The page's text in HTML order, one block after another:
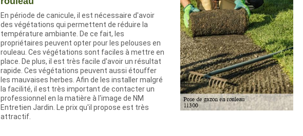
En période de canicule, il est nécessaire d'avoir
des végétations qui permettent de réduire la
température ambiante. De ce fait, les
propriétaires peuvent opter pour les pelouses en
rouleau. Ces végétations sont faciles à mettre en
place. De plus, il est très facile d'avoir un résultat
rapide. Ces végétations peuvent aussi étouffer
les mauvaises herbes. Afin de les installer malgré
la facilité, il est très important de contacter un
professionnel en la matière à l'image de NM
Entretien Jardin. Le prix qu'il propose est très
attractif.